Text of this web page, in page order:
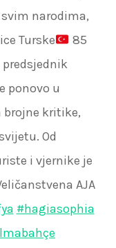
narodima,
Turske
85
ponovo u
brojne kritike,
Od
i vjernike je
AJA
#hagiasophia